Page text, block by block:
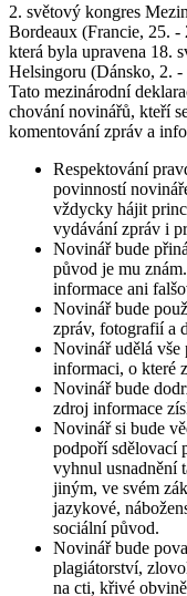
2. světový kongres
Bordeaux (Francie, 25. -
která byla upravena 18.
Helsingoru (Dánsko, 2. -
Tato mezinárodní
chování novinářů, kteří
komentování zpráv a
Respektování
povinností
vždycky hájit
vydávání zpráv i
Novinář bude
původ je mu
informace ani
Novinář bude
zpráv, fotografií a
Novinář udělá vše
informaci, o které
Novinář bude
zdroj informace
Novinář si bude
podpoří sdělovací
vyhnul usnadnění
jiným, ve svém
jazykové,
sociální původ.
Novinář bude
plagiátorství,
na cti, křivé